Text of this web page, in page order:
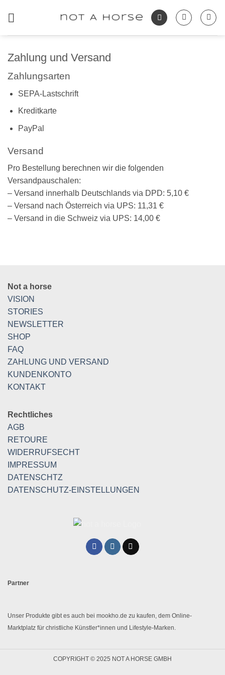
Zahlung und Versand
Zahlungsarten
SEPA-Lastschrift
Kreditkarte
PayPal
Versand
Pro Bestellung berechnen wir die folgenden
Versandpauschalen:
– Versand innerhalb Deutschlands via DPD: 5,10 €
– Versand nach Österreich via UPS: 11,31 €
– Versand in die Schweiz via UPS: 14,00 €
Not a horse
VISION
STORIES
NEWSLETTER
SHOP
FAQ
ZAHLUNG UND VERSAND
KUNDENKONTO
KONTAKT
Rechtliches
AGB
RETOURE
WIDERRUFSECHT
IMPRESSUM
DATENSCHTZ
DATENSCHUTZ-EINSTELLUNGEN
Partner
Unser Produkte gibt es auch bei mookho.de zu kaufen, dem Online-
Marktplatz für christliche Künstler*innen und Lifestyle-Marken.
COPYRIGHT © 2025 NOT A HORSE GMBH